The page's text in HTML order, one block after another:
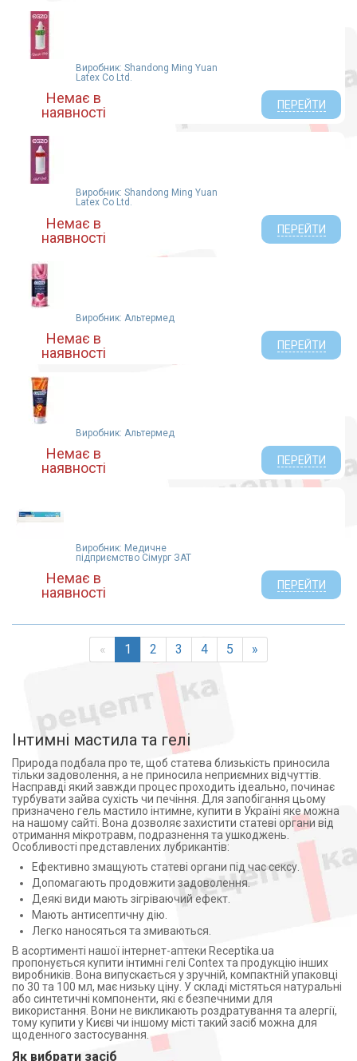
Виробник: Shandong Ming Yuan
Latex Co Ltd.
Немає в
наявності
ПЕРЕЙТИ
Виробник: Shandong Ming Yuan
Latex Co Ltd.
Немає в
наявності
ПЕРЕЙТИ
Виробник: Альтермед
Немає в
наявності
ПЕРЕЙТИ
Виробник: Альтермед
Немає в
наявності
ПЕРЕЙТИ
Виробник: Медичне
підприємство Сімург ЗАТ
Немає в
наявності
ПЕРЕЙТИ
« 1 2 3 4 5 »
Інтимні мастила та гелі
Природа подбала про те, щоб статева близькість приносила
тільки задоволення, а не приносила неприємних відчуттів.
Насправді який завжди процес проходить ідеально, починає
турбувати зайва сухість чи печіння. Для запобігання цьому
призначено гель мастило інтимне, купити в Україні яке можна
на нашому сайті. Вона дозволяє захистити статеві органи від
отримання мікротравм, подразнення та ушкоджень.
Особливості представлених лубрикантів:
Ефективно змащують статеві органи під час сексу.
Допомагають продовжити задоволення.
Деякі види мають зігріваючий ефект.
Мають антисептичну дію.
Легко наносяться та змиваються.
В асортименті нашої інтернет-аптеки Receptika.ua
пропонується купити інтимні гелі Contex та продукцію інших
виробників. Вона випускається у зручній, компактній упаковці
по 30 та 100 мл, має низьку ціну. У складі містяться натуральні
або синтетичні компоненти, які є безпечними для
використання. Вони не викликають роздратування та алергії,
тому купити у Києві чи іншому місті такий засіб можна для
щоденного застосування.
Як вибрати засіб